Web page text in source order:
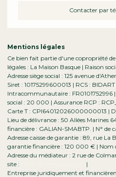
Contacter par
Mentions légales
Ce bien fait partie d'une copropriété
légales : La Maison Basque | Raison
Adresse siège social : 125 avenue
Siret : 10175299600013 | RCS :
Intracommunautaire : FR0101752996
social : 20 000 | Assurance RCP :
Carte T : CPI64012026000000013 |
Lieu de délivrance : 50 Allées Marines
financière : GALIAN-SMABTP. | N° de
Adresse caisse de garantie : 89, rue
garantie financière : 120 000 € | Nom
Adresse du médiateur : 2 rue de
site :
|
Entreprise juridiquement et